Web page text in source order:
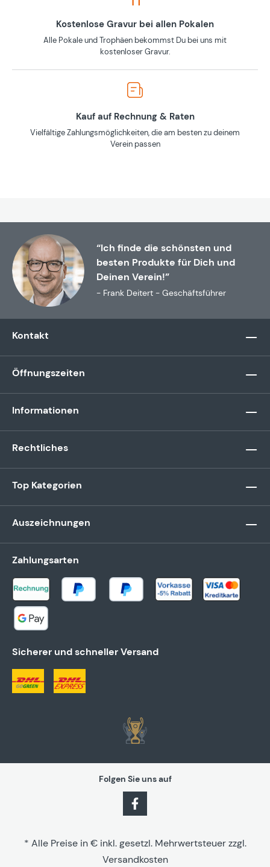
Kostenlose Gravur bei allen Pokalen
Alle Pokale und Trophäen bekommst Du bei uns mit
kostenloser Gravur.
Kauf auf Rechnung & Raten
Vielfältige Zahlungsmöglichkeiten, die am besten zu deinem
Verein passen
“Ich finde die schönsten und
besten Produkte für Dich und
Deinen Verein!”
- Frank Deitert - Geschäftsführer
Kontakt
Öffnungszeiten
Informationen
Rechtliches
Top Kategorien
Auszeichnungen
Zahlungsarten
Sicherer und schneller Versand
Folgen Sie uns auf
* Alle Preise in € inkl. gesetzl. Mehrwertsteuer zzgl.
Versandkosten